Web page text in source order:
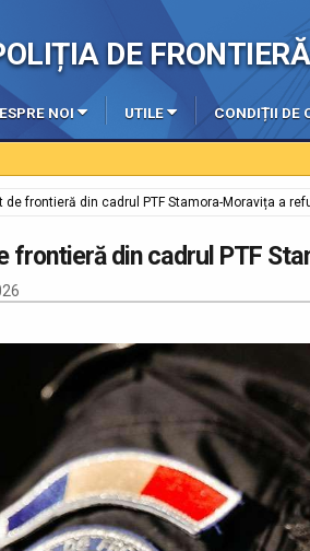
DE
NOI UTILE CONDIȚII DE
de frontieră din cadrul PTF Stamora-Moravița a
frontieră din cadrul PTF